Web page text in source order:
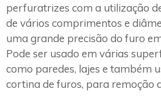
perfuratrizes com a utilização
de vários comprimentos e
uma grande precisão do furo
Pode ser usado em várias
como paredes, lajes e também
cortina de furos, para remoção